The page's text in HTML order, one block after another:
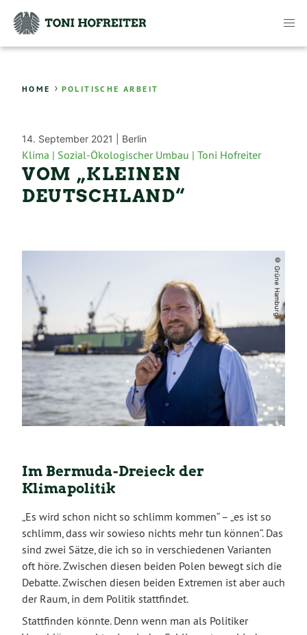
HOME › POLITISCHE ARBEIT
14. September 2021 | Berlin
Klima | Sozial-Ökologischer Umbau | Toni Hofreiter
VOM „KLEINEN
DEUTSCHLAND“
© Grüne Hamburg
Im Bermuda-Dreieck der
Klimapolitik
„Es wird schon nicht so schlimm kommen“ – „es ist so
schlimm, dass wir sowieso nichts mehr tun können“. Das
sind zwei Sätze, die ich so in verschiedenen Varianten
oft höre. Zwischen diesen beiden Polen bewegt sich die
Debatte. Zwischen diesen beiden Extremen ist aber auch
der Raum, in dem Politik stattfindet.
Stattfinden könnte. Denn wenn man als Politiker